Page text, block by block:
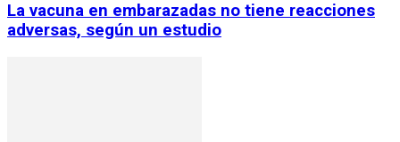
La vacuna en embarazadas no tiene reacciones
adversas, según un estudio